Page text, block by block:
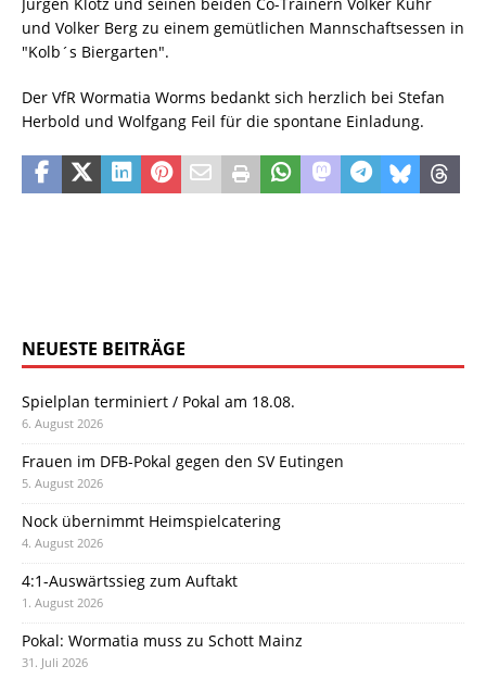
und Volker Berg zu einem gemütlichen Mannschaftsessen in
"Kolb´s Biergarten".
Der VfR Wormatia Worms bedankt sich herzlich bei Stefan
Herbold und Wolfgang Feil für die spontane Einladung.
NEUESTE BEITRÄGE
Spielplan terminiert / Pokal am 18.08.
6. August 2026
Frauen im DFB-Pokal gegen den SV Eutingen
5. August 2026
Nock übernimmt Heimspielcatering
4. August 2026
4:1-Auswärtssieg zum Auftakt
1. August 2026
Pokal: Wormatia muss zu Schott Mainz
31. Juli 2026